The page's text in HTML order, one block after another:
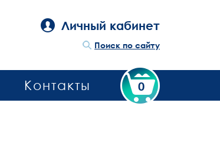
Личный кабинет
Поиск по сайту
0
Контакты